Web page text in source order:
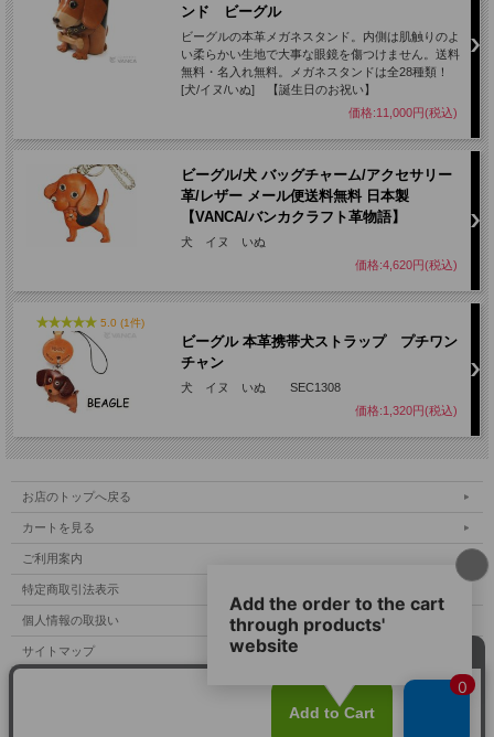
ンド ビーグル
ビーグルの本革メガネスタンド。内側は肌触りのよ
い柔らかい生地で大事な眼鏡を傷つけません。送料
無料・名入れ無料。メガネスタンドは全28種類！
[犬/イヌ/いぬ] 【誕生日のお祝い】
価格:11,000円(税込)
ビーグル/犬 バッグチャーム/アクセサリー
革/レザー メール便送料無料 日本製
【VANCA/バンカクラフト革物語】
犬 イヌ いぬ
価格:4,620円(税込)
5.0 (1件)
ビーグル 本革携帯犬ストラップ プチワン
チャン
犬 イヌ いぬ SEC1308
価格:1,320円(税込)
お店のトップへ戻る
カートを見る
ご利用案内
特定商取引法表示
個人情報の取扱い
サイトマップ